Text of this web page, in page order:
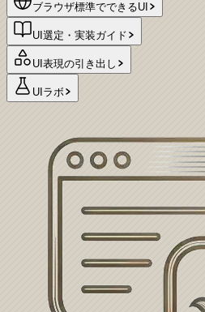
ブラウザ標準でできるUI
UI選定・実装ガイド
UI表現の引き出し
UIラボ